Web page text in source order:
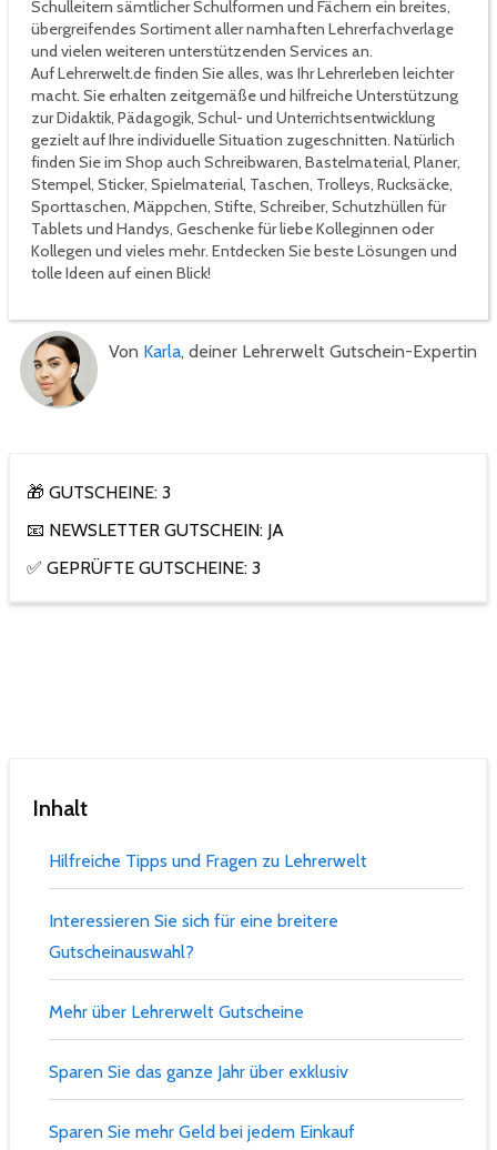
Schulleitern sämtlicher Schulformen und Fächern ein breites,
übergreifendes Sortiment aller namhaften Lehrerfachverlage
und vielen weiteren unterstützenden Services an.
Auf Lehrerwelt.de finden Sie alles, was Ihr Lehrerleben leichter
macht. Sie erhalten zeitgemäße und hilfreiche Unterstützung
zur Didaktik, Pädagogik, Schul- und Unterrichtsentwicklung
gezielt auf Ihre individuelle Situation zugeschnitten. Natürlich
finden Sie im Shop auch Schreibwaren, Bastelmaterial, Planer,
Stempel, Sticker, Spielmaterial, Taschen, Trolleys, Rucksäcke,
Sporttaschen, Mäppchen, Stifte, Schreiber, Schutzhüllen für
Tablets und Handys, Geschenke für liebe Kolleginnen oder
Kollegen und vieles mehr. Entdecken Sie beste Lösungen und
tolle Ideen auf einen Blick!
Von Karla, deiner Lehrerwelt Gutschein-Expertin
🎁 GUTSCHEINE: 3
📧 NEWSLETTER GUTSCHEIN: JA
✅ GEPRÜFTE GUTSCHEINE: 3
Inhalt
Hilfreiche Tipps und Fragen zu Lehrerwelt
Interessieren Sie sich für eine breitere
Gutscheinauswahl?
Mehr über Lehrerwelt Gutscheine
Sparen Sie das ganze Jahr über exklusiv
Sparen Sie mehr Geld bei jedem Einkauf